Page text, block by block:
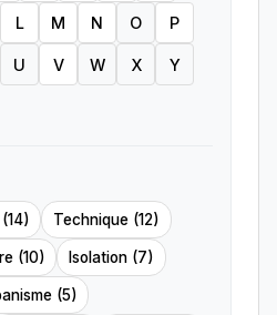
L M N O P
U V W X Y
Technique (12)
(10) Isolation (7)
(5)